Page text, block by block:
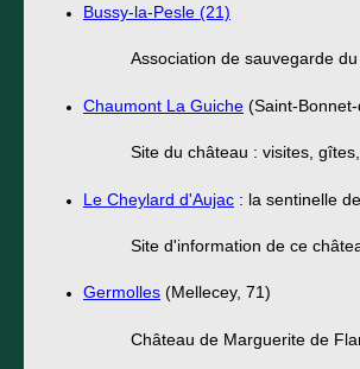
Bussy-la-Pesle (21)
Association de sauvegarde
Chaumont La Guiche (Saint-
Site du château : visites,
Le Cheylard d'Aujac : la sentinelle
Site d'information de ce
Germolles (Mellecey, 71)
Château de Marguerite de